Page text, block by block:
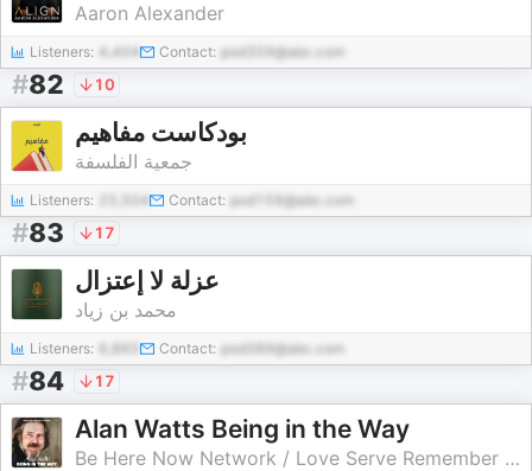
Aaron Alexander
Listeners: 4,404 Contact: pod359@abc.com
#82 10
بودكاست مفاهيم
جمعية الفلسفة
Listeners: 25,504 Contact: pod159@abc.com
#83 17
عزلة لا إعتزال
محمد بن زياد
Listeners: Contact: pod389@abc.com
#84 17
Alan Watts Being in the Way
Be Here Now Network / Love Serve Remember Foundation